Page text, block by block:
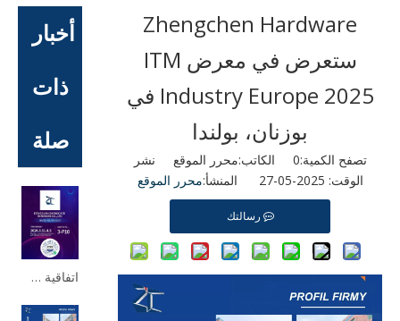
أخبار
ذات
صلة
اتفاقية شنتشن الدولية 2026.3.31-4.3
Zhengchen Hardware
ستعرض في معرض ITM
Industry Europe 2025 في
بوزنان، بولندا
تصفح الكمية:0 الكاتب:محرر الموقع نشر
الوقت: 2025-05-27 المنشأ:
محرر الموقع
رسالتك